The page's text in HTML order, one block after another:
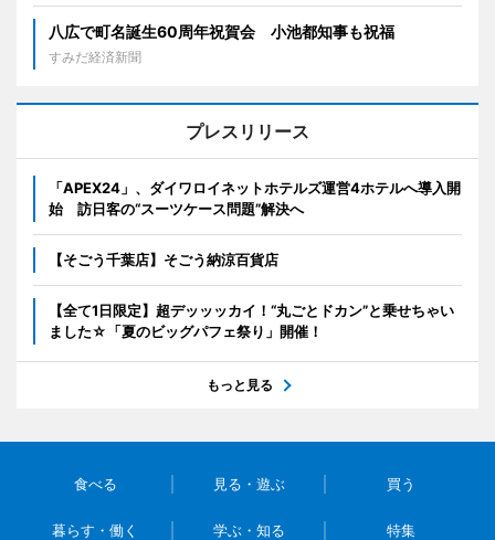
八広で町名誕生60周年祝賀会 小池都知事も祝福
すみだ経済新聞
プレスリリース
「APEX24」、ダイワロイネットホテルズ運営4ホテルへ導入開
始 訪日客の“スーツケース問題”解決へ
【そごう千葉店】そごう納涼百貨店
【全て1日限定】超デッッッカイ！“丸ごとドカン”と乗せちゃい
ました☆「夏のビッグパフェ祭り」開催！
もっと見る
食べる 見る・遊ぶ 買う
暮らす・働く 学ぶ・知る 特集